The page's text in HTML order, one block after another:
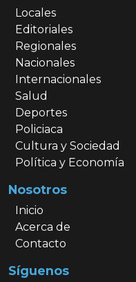
Locales
Editoriales
Regionales
Nacionales
Internacionales
Salud
Deportes
Policiaca
Cultura y Sociedad
Política y Economía
Nosotros
Inicio
Acerca de
Contacto
Síguenos